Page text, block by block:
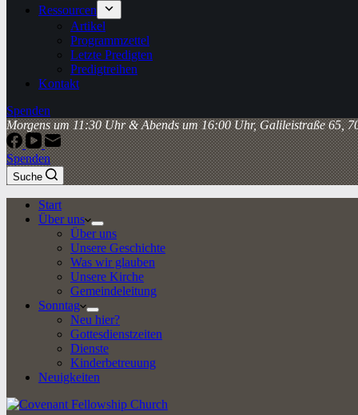
Ressourcen
Artikel
Programmzettel
Letzte Predigten
Predigtreihen
Kontakt
Spenden
Morgens um 11:30 Uhr & Abends um 16:00 Uhr, Galileistraße 65,
Spenden
Suche
Start
Über uns
Über uns
Unsere Geschichte
Was wir glauben
Unsere Kirche
Gemeindeleitung
Sonntag
Neu hier?
Gottesdienstzeiten
Dienste
Kinderbetreuung
Neuigkeiten